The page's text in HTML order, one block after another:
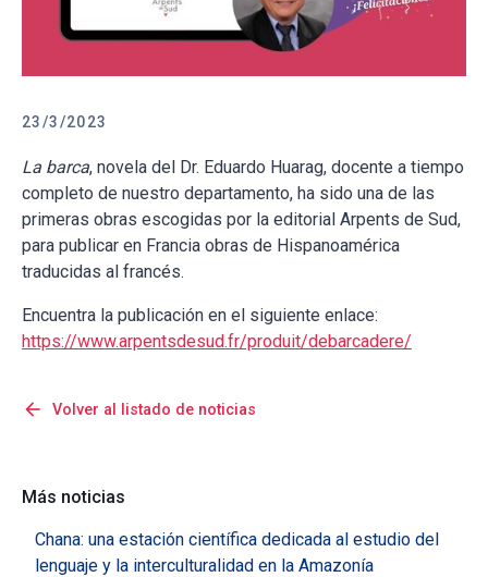
23/3/2023
La barca, novela del Dr. Eduardo Huarag, docente a tiempo
completo de nuestro departamento, ha sido una de las
primeras obras escogidas por la editorial Arpents de Sud,
para publicar en Francia obras de Hispanoamérica
traducidas al francés.
Encuentra la publicación en el siguiente enlace:
https://www.arpentsdesud.fr/produit/debarcadere/
arrow_back Volver al listado de noticias
Más noticias
Chana: una estación científica dedicada al estudio del
lenguaje y la interculturalidad en la Amazonía